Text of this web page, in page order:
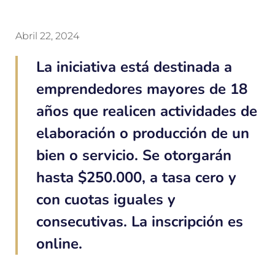
Abril 22, 2024
La iniciativa está destinada a
emprendedores mayores de 18
años que realicen actividades de
elaboración o producción de un
bien o servicio. Se otorgarán
hasta $250.000, a tasa cero y
con cuotas iguales y
consecutivas. La inscripción es
online.